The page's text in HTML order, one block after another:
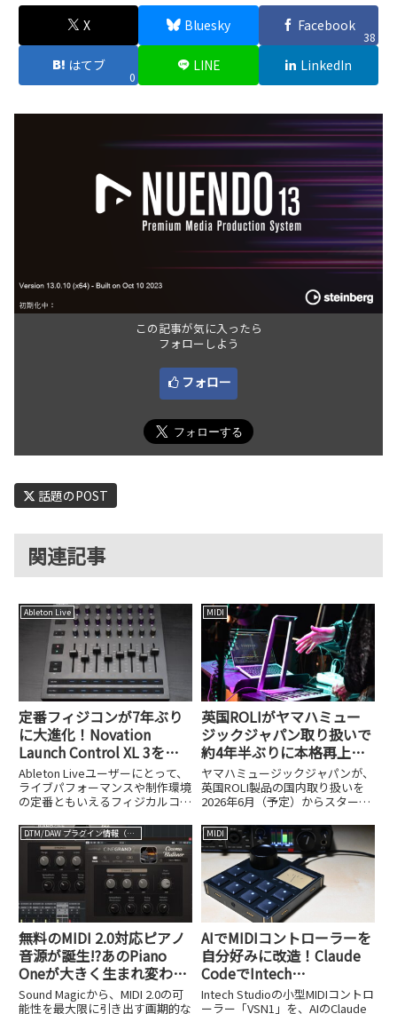
X Bluesky Facebook
38
はてブ
0
LINE LinkedIn
この記事が気に入ったら
フォローしよう
フォロー
話題のPOST
関連記事
Ableton Live
定番フィジコンが7年ぶり
に大進化！Novation
Launch Control XL 3を試
してみた
Ableton Liveユーザーにとって、
ライブパフォーマンスや制作環境
の定番ともいえるフィジカルコン
Control XLが、約7年ぶりにフル
モデルチェンジし、Launch
Control XL 3...
MIDI
英国ROLIがヤマハミュー
ジックジャパン取り扱いで
約4年半ぶりに本格再上
陸！手の動きで音を操る
Airwaveなど5機種が国内発
売開始
ヤマハミュージックジャパンが、
英国ROLI製品の国内取り扱いを
2026年6月（予定）からスタート
のシリコン鍵盤Seaboardシリー
ズや、光るキーボードLUMIな
ど、独自の発想で音楽表現の常識
を変えてきたブラ...
DTM/DAW プラグイン情報（VST AU AAX）
無料のMIDI 2.0対応ピアノ
音源が誕生!?あのPiano
Oneが大きく生まれ変わる
とともに、より高性能な
CineGrand2も登場
Sound Magicから、MIDI 2.0の可
能性を最大限に引き出す画期的な
MIDI
AIでMIDIコントローラーを
自分好みに改造！Claude
CodeでIntech
Studio「VSN1」をVUメー
ター化してみた
Intech Studioの小型MIDIコントロ
ーラー「VSN1」を、AIのClaude